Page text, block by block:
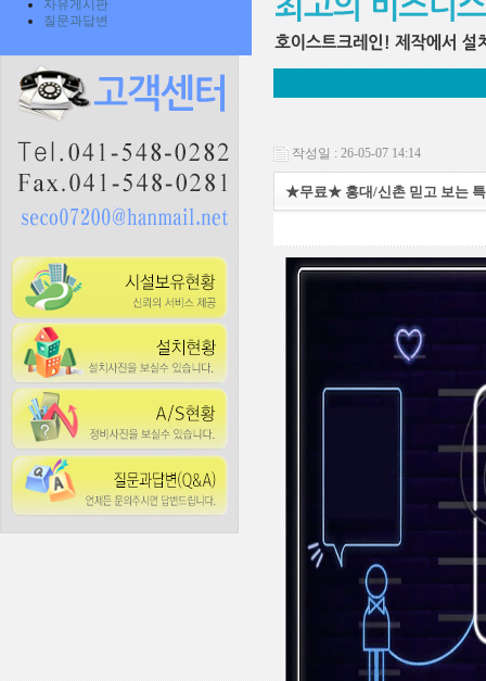
자유게시판
질문과답변
작성일 : 26-05-07 14:14
★무료★ 홍대/신촌 믿고 보는 특